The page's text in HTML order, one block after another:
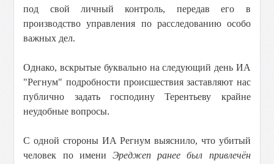
под свой личный контроль, передав его в
производство управления по расследованию особо
важных дел.
Однако, вскрытые буквально на следующий день ИА
"Регнум" подробности происшествия заставляют нас
публично задать господину Терентьеву крайне
неудобные вопросы.
С одной стороны ИА Регнум выяснило, что убитый
человек по имени Эреджеп ранее был привлечён